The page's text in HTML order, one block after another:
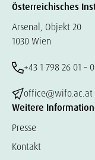
Österreichisches
Arsenal, Objekt 20
1030 Wien
+43 1 798 26 01 – 0
office@wifo.ac.at
Weitere
Presse
Kontakt